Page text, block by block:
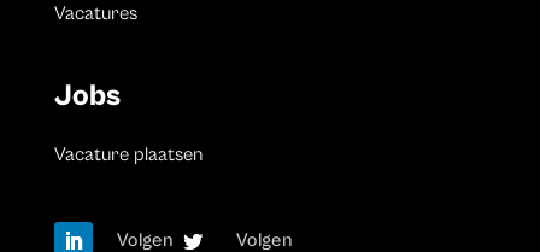
Vacatures
Jobs
Vacature plaatsen
Volgen Volgen